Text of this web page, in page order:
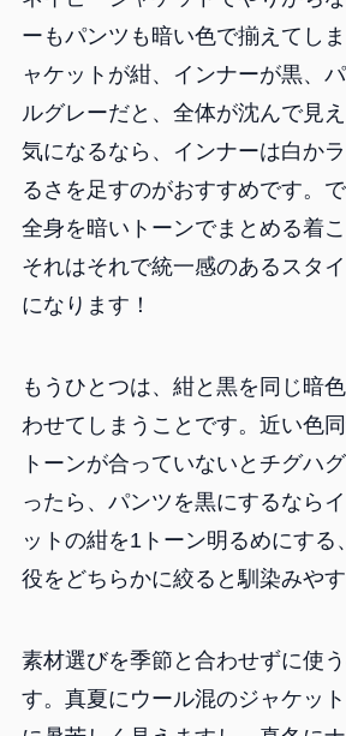
ーもパンツも暗い色で揃えてし
ャケットが紺、インナーが黒、
ルグレーだと、全体が沈んで見え
気になるなら、インナーは白か
るさを足すのがおすすめです。
全身を暗いトーンでまとめる着こ
それはそれで統一感のあるスタ
になります！
もうひとつは、紺と黒を同じ暗
わせてしまうことです。近い色同
トーンが合っていないとチグハ
ったら、パンツを黒にするなら
ットの紺を1トーン明るめにする
役をどちらかに絞ると馴染みやす
素材選びを季節と合わせずに使
す。真夏にウール混のジャケッ